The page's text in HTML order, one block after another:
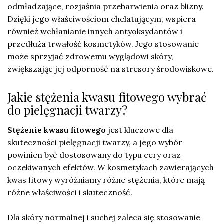
odmładzające, rozjaśnia przebarwienia oraz blizny.
Dzięki jego właściwościom chelatującym, wspiera
również wchłanianie innych antyoksydantów i
przedłuża trwałość kosmetyków. Jego stosowanie
może sprzyjać zdrowemu wyglądowi skóry,
zwiększając jej odporność na stresory środowiskowe.
Jakie stężenia kwasu fitowego wybrać
do pielęgnacji twarzy?
Stężenie kwasu fitowego jest kluczowe dla
skuteczności pielęgnacji twarzy, a jego wybór
powinien być dostosowany do typu cery oraz
oczekiwanych efektów. W kosmetykach zawierających
kwas fitowy wyróżniamy różne stężenia, które mają
różne właściwości i skuteczność.
Dla skóry normalnej i suchej zaleca się stosowanie